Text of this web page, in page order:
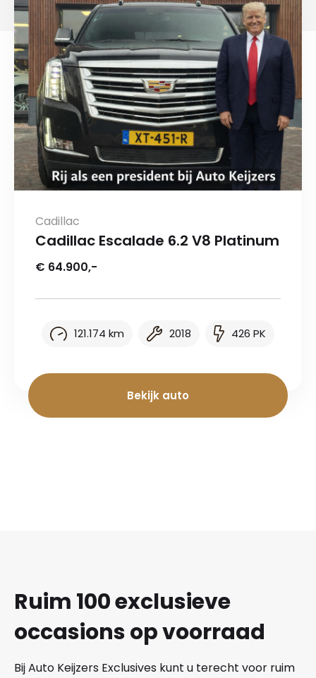
Cadillac
Cadillac Escalade 6.2 V8 Platinum
€ 64.900,-
121.174 km 2018 426 PK
Bekijk auto
Ruim 100 exclusieve
occasions op voorraad
Bij Auto Keijzers Exclusives kunt u terecht voor ruim